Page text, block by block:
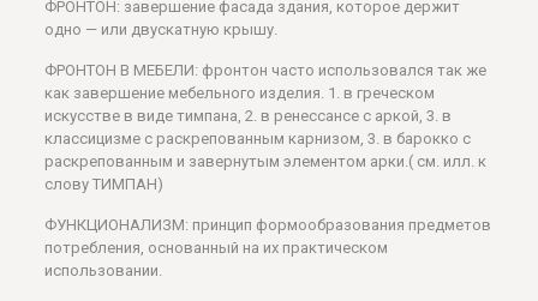
ФРОНТОН: завершение фасада здания, которое держит
одно — или двускатную крышу.
ФРОНТОН В МЕБЕЛИ: фронтон часто использовался так же
как завершение мебельного изделия. 1. в греческом
искусстве в виде тимпана, 2. в ренессансе с аркой, 3. в
классицизме с раскрепованным карнизом, 3. в барокко с
раскрепованным и завернутым элементом арки.( см. илл. к
слову ТИМПАН)
ФУНКЦИОНАЛИЗМ: принцип формообразования предметов
потребления, основанный на их практическом
использовании.